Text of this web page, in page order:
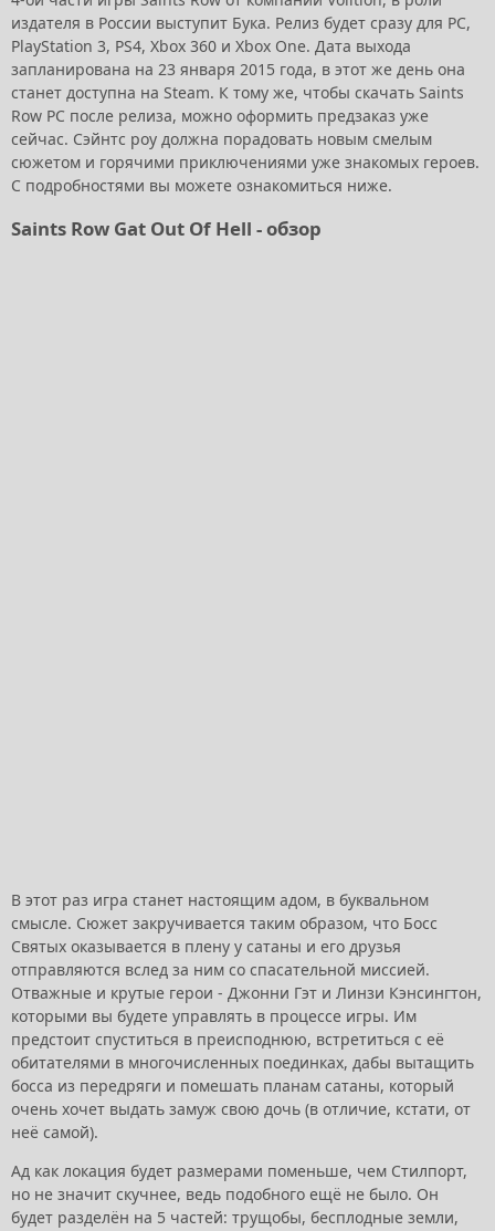
издателя в России выступит Бука. Релиз будет сразу для PC,
PlayStation 3, PS4, Xbox 360 и Xbox One. Дата выхода
запланирована на 23 января 2015 года, в этот же день она
станет доступна на Steam. К тому же, чтобы скачать Saints
Row PC после релиза, можно оформить предзаказ уже
сейчас. Сэйнтс роу должна порадовать новым смелым
сюжетом и горячими приключениями уже знакомых героев.
С подробностями вы можете ознакомиться ниже.
Saints Row Gat Out Of Hell - обзор
В этот раз игра станет настоящим адом, в буквальном
смысле. Сюжет закручивается таким образом, что Босс
Святых оказывается в плену у сатаны и его друзья
отправляются вслед за ним со спасательной миссией.
Отважные и крутые герои - Джонни Гэт и Линзи Кэнсингтон,
которыми вы будете управлять в процессе игры. Им
предстоит спуститься в преисподнюю, встретиться с её
обитателями в многочисленных поединках, дабы вытащить
босса из передряги и помешать планам сатаны, который
очень хочет выдать замуж свою дочь (в отличие, кстати, от
неё самой).
Ад как локация будет размерами поменьше, чем Стилпорт,
но не значит скучнее, ведь подобного ещё не было. Он
будет разделён на 5 частей: трущобы, бесплодные земли,